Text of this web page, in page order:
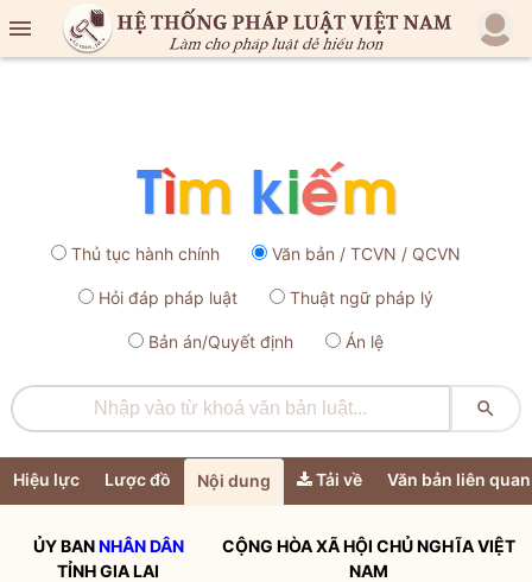

Thủ tục hành chính Văn bản / TCVN / QCVN
Hỏi đáp pháp luật Thuật ngữ pháp lý
Bản án/Quyết định Án lệ

Hiệu lực Lược đồ Nội dung Tải về Văn bản liên quan
ỦY BANNHÂN DÂN
TỈNH GIA LAI
CỘNG HÒA XÃ HỘI CHỦ NGHĨA VIỆT
NAM